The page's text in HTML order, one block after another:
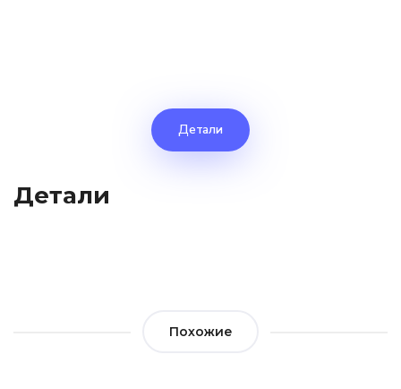
Детали
Детали
Похожие